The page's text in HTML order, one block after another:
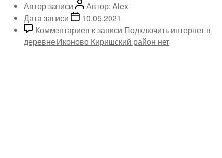
Автор записи Автор: Alex
Дата записи
10.05.2021
Комментариев к записи Подключить интернет в
деревне Иконово Киришский район нет